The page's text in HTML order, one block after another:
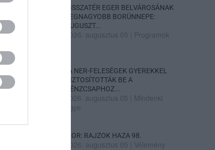
VISSZATÉR EGER BELVÁROSÁNAK
LEGNAGYOBB BORÜNNEPE:
AUGUSZT...
2026. augusztus 05 Programok
„A NER-FELESÉGEK GYEREKKEL
BIZTOSÍTOTTÁK BE A
PÉNZCSAPHOZ...
2026. augusztus 05
Mindenki
ügye
SIOR: RAJZOK HAZA 98.
2026. augusztus 05 Vélemény